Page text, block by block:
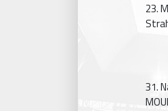
23.
31.